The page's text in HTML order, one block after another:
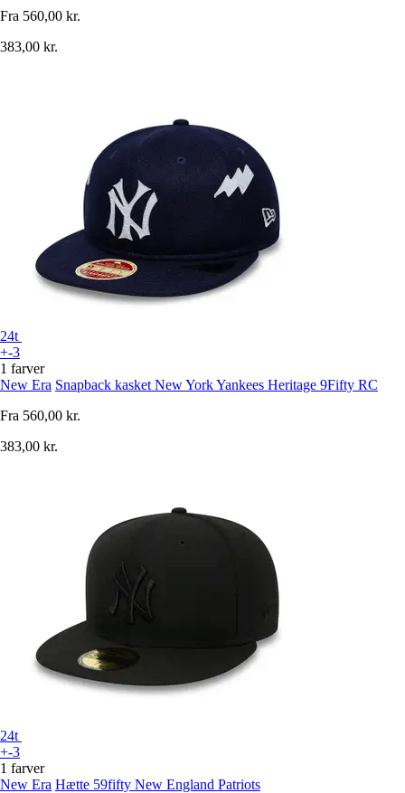
Fra 560,00 kr.
383,00 kr.
24t
+-3
1 farver
New Era Snapback kasket New York Yankees Heritage 9Fifty RC
Fra 560,00 kr.
383,00 kr.
24t
+-3
1 farver
New Era Hætte 59fifty New England Patriots